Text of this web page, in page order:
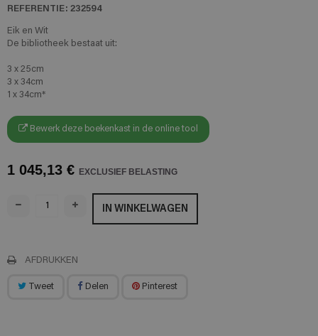
REFERENTIE: 232594
Eik en Wit
De bibliotheek bestaat uit:
3 x 25cm
3 x 34cm
1 x 34cm*
Bewerk deze boekenkast in de online tool
1 045,13 € EXCLUSIEF BELASTING
IN WINKELWAGEN
AFDRUKKEN
Tweet Delen Pinterest